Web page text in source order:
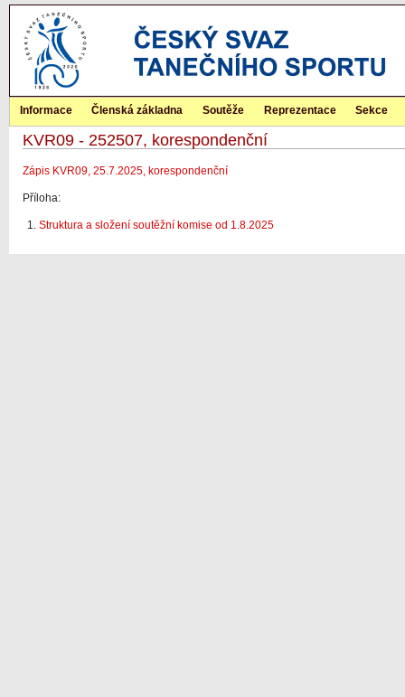
Informace Členská základna Soutěže Reprezentace Sekce
KVR09 - 252507, korespondenční
Zápis KVR09, 25.7.2025, korespondenční
Příloha:
Struktura a složení soutěžní komise od 1.8.2025